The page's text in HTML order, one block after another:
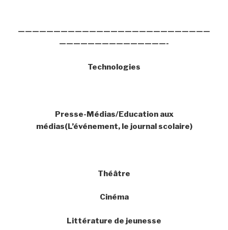
———————————————————————————
———————————————-
Technologies
Presse-Médias/Education aux
médias(L’événement, le journal scolaire)
Théâtre
Cinéma
Littérature de jeunesse